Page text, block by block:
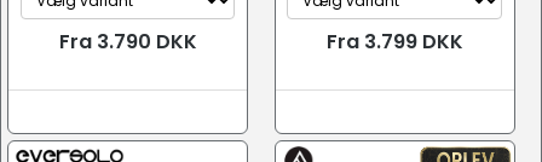
Fra 3.790 DKK Fra 3.799 DKK